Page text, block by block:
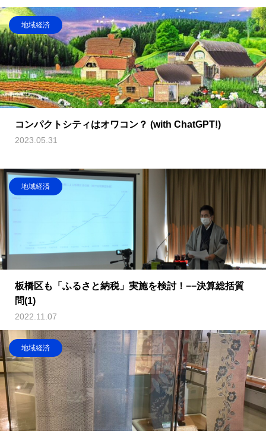
地域経済
コンパクトシティはオワコン？ (with ChatGPT!)
2023.05.31
地域経済
板橋区も「ふるさと納税」実施を検討！−−決算総括質
問(1)
2022.11.07
地域経済